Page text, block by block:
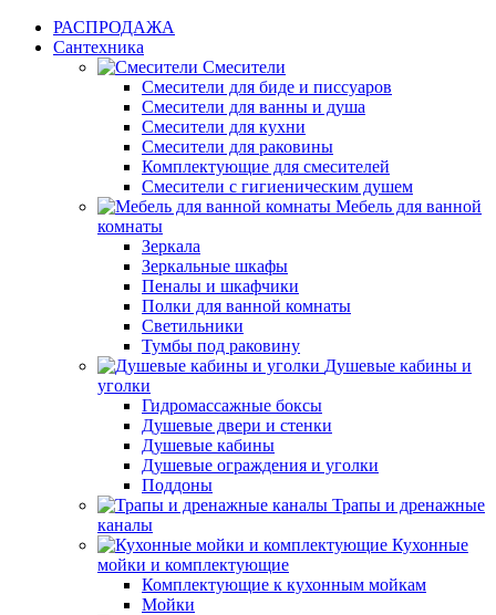
РАСПРОДАЖА
Сантехника
Смесители
Смесители для биде и писсуаров
Смесители для ванны и душа
Смесители для кухни
Смесители для раковины
Комплектующие для смесителей
Смесители с гигиеническим душем
Мебель для ванной
комнаты
Зеркала
Зеркальные шкафы
Пеналы и шкафчики
Полки для ванной комнаты
Светильники
Тумбы под раковину
Душевые кабины и
уголки
Гидромассажные боксы
Душевые двери и стенки
Душевые кабины
Душевые ограждения и уголки
Поддоны
Трапы и дренажные
каналы
Кухонные
мойки и комплектующие
Комплектующие к кухонным мойкам
Мойки